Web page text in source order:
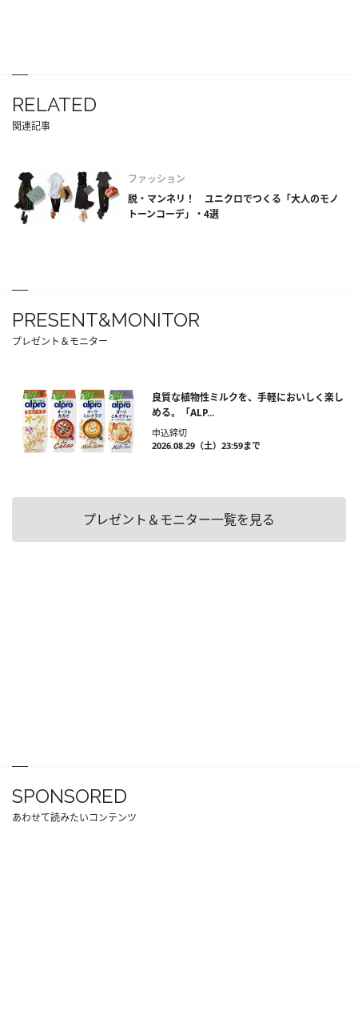
RELATED
関連記事
ファッション
脱・マンネリ！ ユニクロでつくる「大人のモノ
トーンコーデ」・4選
PRESENT&MONITOR
プレゼント＆モニター
良質な植物性ミルクを、手軽においしく楽し
める。「ALP...
申込締切
2026.08.29（土）23:59まで
プレゼント＆モニター一覧を見る
SPONSORED
あわせて読みたいコンテンツ